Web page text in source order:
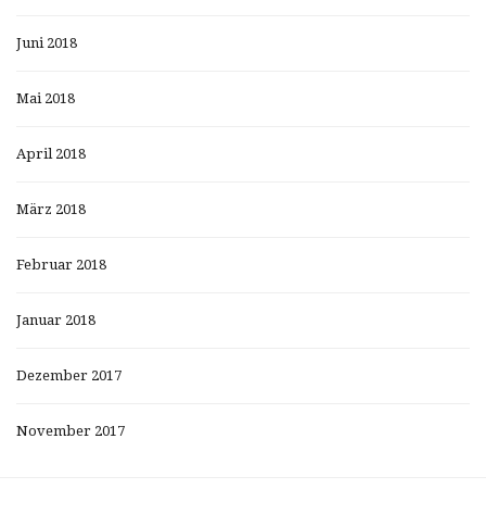
Juni 2018
Mai 2018
April 2018
März 2018
Februar 2018
Januar 2018
Dezember 2017
November 2017